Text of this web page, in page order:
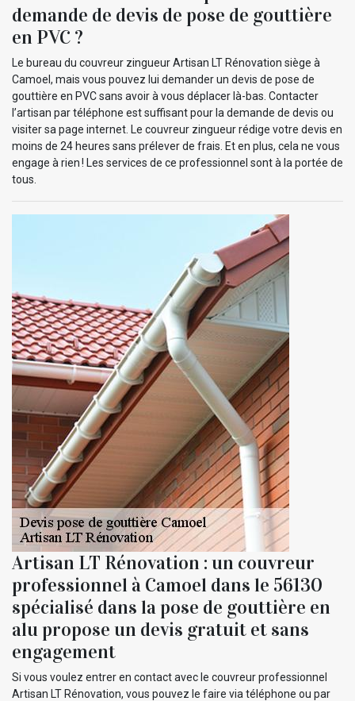
demande de devis de pose de gouttière
en PVC ?
Le bureau du couvreur zingueur Artisan LT Rénovation siège à
Camoel, mais vous pouvez lui demander un devis de pose de
gouttière en PVC sans avoir à vous déplacer là-bas. Contacter
l’artisan par téléphone est suffisant pour la demande de devis ou
visiter sa page internet. Le couvreur zingueur rédige votre devis en
moins de 24 heures sans prélever de frais. Et en plus, cela ne vous
engage à rien ! Les services de ce professionnel sont à la portée de
tous.
Artisan LT Rénovation : un couvreur
professionnel à Camoel dans le 56130
spécialisé dans la pose de gouttière en
alu propose un devis gratuit et sans
engagement
Si vous voulez entrer en contact avec le couvreur professionnel
Artisan LT Rénovation, vous pouvez le faire via téléphone ou par